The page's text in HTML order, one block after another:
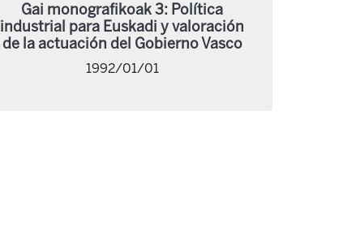
Gai monografikoak 3: Política
industrial para Euskadi y valoración
de la actuación del Gobierno Vasco
1992/01/01